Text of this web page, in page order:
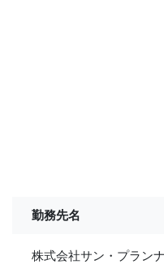
勤務先名
株式会社サン・プラン